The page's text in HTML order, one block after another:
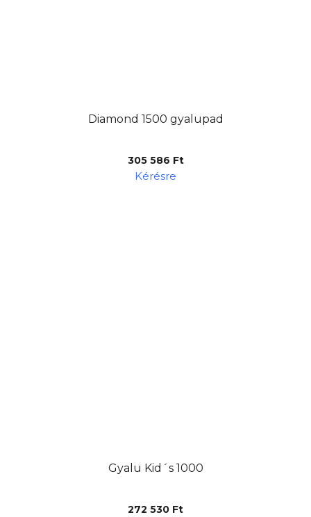
Diamond 1500 gyalupad
305 586 Ft
Kérésre
Gyalu Kid´s 1000
272 530 Ft